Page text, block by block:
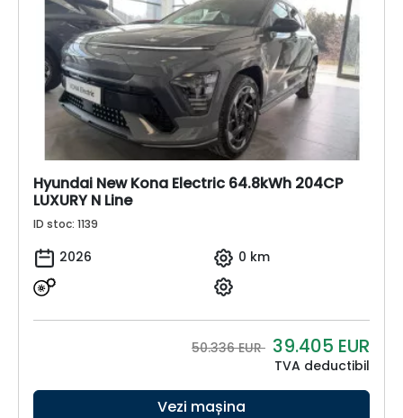
Hyundai New Kona Electric 64.8kWh 204CP
LUXURY N Line
ID stoc: 1139
2026 0 km
50.336 EUR 39.405 EUR
TVA deductibil
Vezi mașina